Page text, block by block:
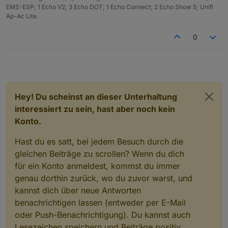
EMS-ESP; 1 Echo V2; 3 Echo DOT; 1 Echo Connect; 2 Echo Show 5; Unifi
Ap-Ac Lite.
0
Hey! Du scheinst an dieser Unterhaltung
interessiert zu sein, hast aber noch kein
Konto.
Hast du es satt, bei jedem Besuch durch die
gleichen Beiträge zu scrollen? Wenn du dich
für ein Konto anmeldest, kommst du immer
genau dorthin zurück, wo du zuvor warst, und
kannst dich über neue Antworten
benachrichtigen lassen (entweder per E-Mail
oder Push-Benachrichtigung). Du kannst auch